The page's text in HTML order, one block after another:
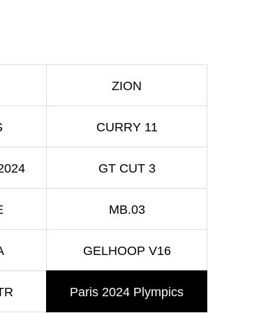
ZION
CURRY 11
GT CUT 3
MB.03
GELHOOP V16
Paris 2024 Plympics